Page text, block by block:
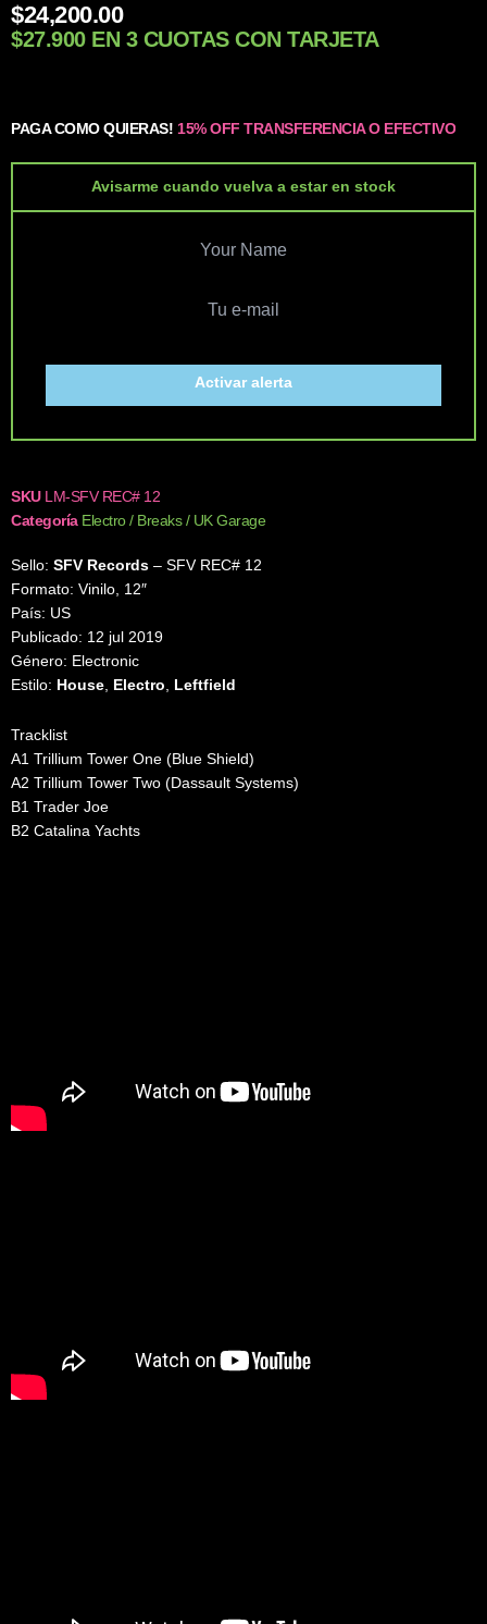
$24,200.00
$27.900 EN 3 CUOTAS CON TARJETA
PAGA COMO QUIERAS! 15% OFF TRANSFERENCIA O EFECTIVO
Avisarme cuando vuelva a estar en stock
Activar alerta
SKU LM-SFV REC# 12
Categoría Electro / Breaks / UK Garage
Sello: SFV Records – SFV REC# 12
Formato: Vinilo, 12″
País: US
Publicado: 12 jul 2019
Género: Electronic
Estilo: House, Electro, Leftfield
Tracklist
A1 Trillium Tower One (Blue Shield)
A2 Trillium Tower Two (Dassault Systems)
B1 Trader Joe
B2 Catalina Yachts